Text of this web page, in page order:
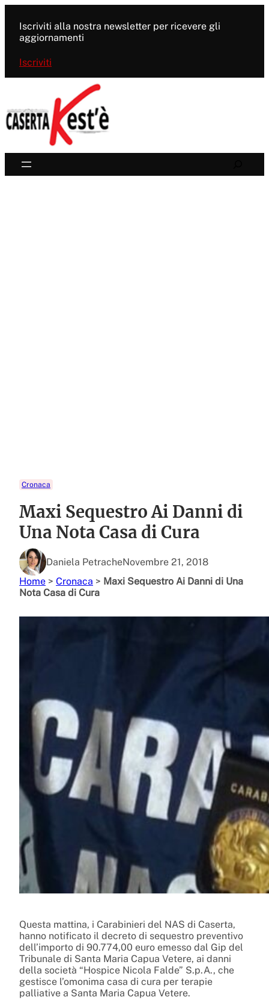
contenuto
Iscriviti alla nostra newsletter per ricevere gli
aggiornamenti
Iscriviti
Cronaca
Maxi Sequestro Ai Danni di
Una Nota Casa di Cura
Daniela PetracheNovembre 21, 2018
Home > Cronaca > Maxi Sequestro Ai Danni di Una
Nota Casa di Cura
Questa mattina, i Carabinieri del NAS di Caserta,
hanno notificato il decreto di sequestro preventivo
dell’importo di 90.774,00 euro emesso dal Gip del
Tribunale di Santa Maria Capua Vetere, ai danni
della società “Hospice Nicola Falde” S.p.A., che
gestisce l’omonima casa di cura per terapie
palliative a Santa Maria Capua Vetere.